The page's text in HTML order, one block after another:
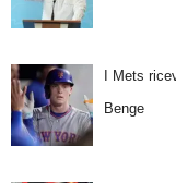
I Mets
Benge